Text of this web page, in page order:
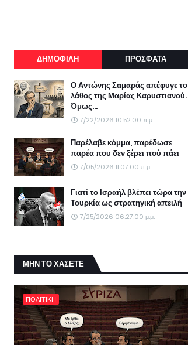
ΔΗΜΟΦΙΛΗ ΠΡΟΣΦΑΤΑ
Ο Αντώνης Σαμαράς απέφυγε το
λάθος της Μαρίας Καρυστιανού.
Όμως...
7/22/2026 10:52:00 π.μ.
Παρέλαβε κόμμα, παρέδωσε
παρέα που δεν ξέρει πού πάει
7/05/2026 11:07:00 π.μ.
Γιατί το Ισραήλ βλέπει τώρα την
Τουρκία ως στρατηγική απειλή
7/25/2026 06:27:00 μ.μ.
ΜΗΝ ΤΟ ΧΑΣΕΤΕ
ΠΟΛΙΤΙΚΗ